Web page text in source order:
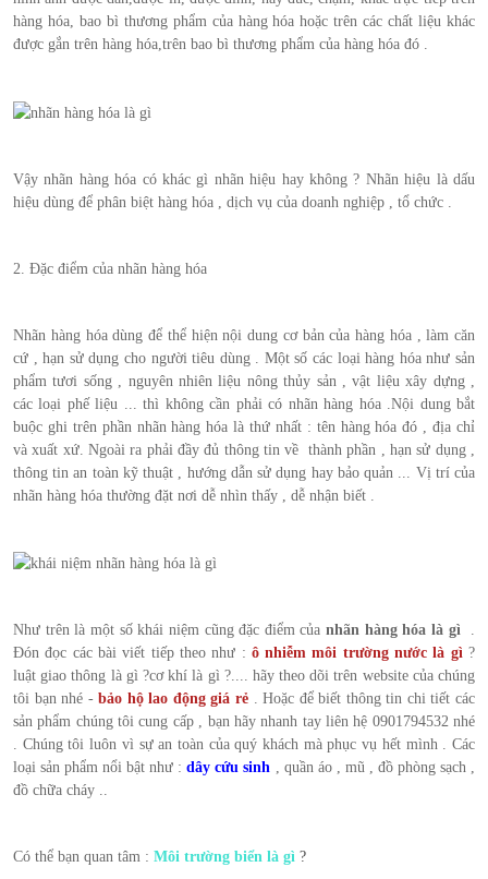
hàng hóa, bao bì thương phẩm của hàng hóa hoặc trên các chất liệu khác
được gắn trên hàng hóa,trên bao bì thương phẩm của hàng hóa đó .
Vậy nhãn hàng hóa có khác gì nhãn hiệu hay không ? Nhãn hiệu là dấu
hiệu dùng để phân biệt hàng hóa , dịch vụ của doanh nghiệp , tổ chức .
2. Đặc điểm của nhãn hàng hóa
Nhãn hàng hóa dùng để thể hiện nội dung cơ bản của hàng hóa , làm căn
cứ , hạn sử dụng cho người tiêu dùng . Một số các loại hàng hóa như sản
phẩm tươi sống , nguyên nhiên liệu nông thủy sản , vật liệu xây dựng ,
các loại phế liệu ... thì không cần phải có nhãn hàng hóa .Nội dung bắt
buộc ghi trên phần nhãn hàng hóa là thứ nhất : tên hàng hóa đó , địa chỉ
và xuất xứ. Ngoài ra phải đầy đủ thông tin về thành phần , hạn sử dụng ,
thông tin an toàn kỹ thuật , hướng dẫn sử dụng hay bảo quản ... Vị trí của
nhãn hàng hóa thường đặt nơi dễ nhìn thấy , dễ nhận biết .
Như trên là một số khái niệm cũng đặc điểm củanhãn hàng hóa là gì
Đón đọc các bài viết tiếp theo như : ô nhiễm môi trường nước là gì ?
luật giao thông là gì ?cơ khí là gì ?.... hãy theo dõi trên website của chúng
tôi bạn nhé -bảo hộ lao động giá rẻ
. Hoặc để biết thông tin chi tiết các
sản phẩm chúng tôi cung cấp , bạn hãy nhanh tay liên hệ 0901794532 nhé
. Chúng tôi luôn vì sự an toàn của quý khách mà phục vụ hết mình . Các
loại sản phẩm nổi bật như :dây cứu sinh , quần áo , mũ , đồ phòng sạch ,
đồ chữa cháy ..
Có thể bạn quan tâm : Môi trường biển là gì ?